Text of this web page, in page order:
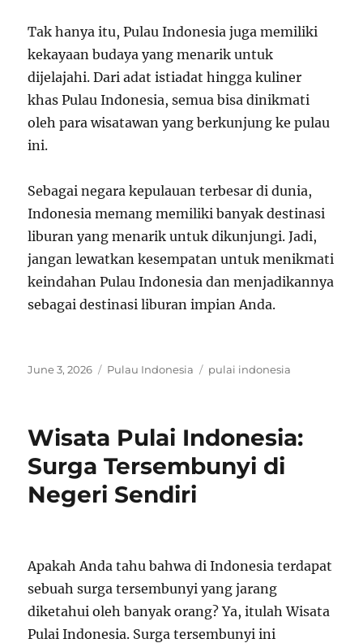
Tak hanya itu, Pulau Indonesia juga memiliki
kekayaan budaya yang menarik untuk
dijelajahi. Dari adat istiadat hingga kuliner
khas Pulau Indonesia, semua bisa dinikmati
oleh para wisatawan yang berkunjung ke pulau
ini.
Sebagai negara kepulauan terbesar di dunia,
Indonesia memang memiliki banyak destinasi
liburan yang menarik untuk dikunjungi. Jadi,
jangan lewatkan kesempatan untuk menikmati
keindahan Pulau Indonesia dan menjadikannya
sebagai destinasi liburan impian Anda.
Posted
June 3, 2026 Categories
Pulau Indonesia Tags
pulai indonesia
Wisata Pulai Indonesia:
Surga Tersembunyi di
Negeri Sendiri
Apakah Anda tahu bahwa di Indonesia terdapat
sebuah surga tersembunyi yang jarang
diketahui oleh banyak orang? Ya, itulah Wisata
Pulai Indonesia. Surga tersembunyi ini